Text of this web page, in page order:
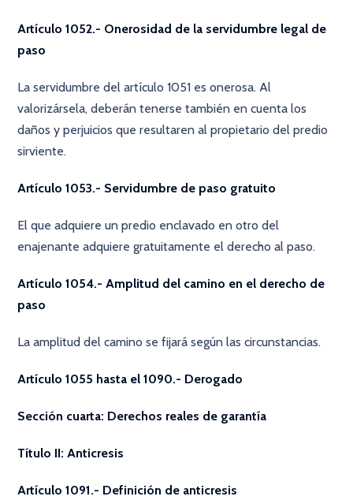
Artículo 1052.- Onerosidad de la servidumbre legal de
paso
La servidumbre del artículo 1051 es onerosa. Al
valorizársela, deberán tenerse también en cuenta los
daños y perjuicios que resultaren al propietario del predio
sirviente.
Artículo 1053.- Servidumbre de paso gratuito
El que adquiere un predio enclavado en otro del
enajenante adquiere gratuitamente el derecho al paso.
Artículo 1054.- Amplitud del camino en el derecho de
paso
La amplitud del camino se fijará según las circunstancias.
Artículo 1055 hasta el 1090.- Derogado
Sección cuarta: Derechos reales de garantía
Título II: Anticresis
Artículo 1091.- Definición de anticresis